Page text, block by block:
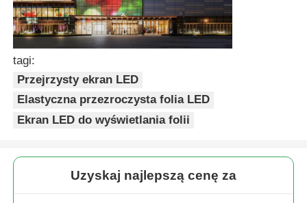
tagi:
Przejrzysty ekran LED
Elastyczna przezroczysta folia LED
Ekran LED do wyświetlania folii
Uzyskaj najlepszą cenę za